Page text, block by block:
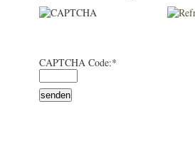
CAPTCHA Code:*